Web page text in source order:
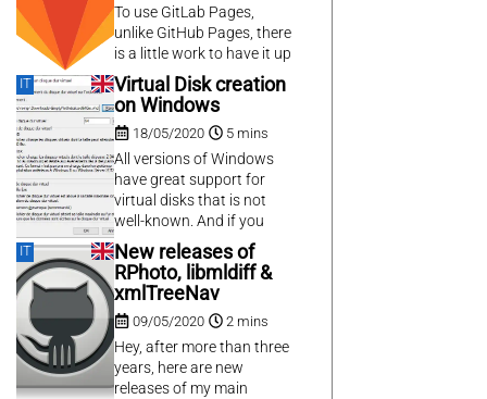
avec les Windows-1252 ou
latin1, au pire on se
retrouvait un affichage
bizarre mais cela marchait
toujours. Avec la
généralisation d’UTF8,
maintenant standard
partout que ce soit pour
l’affichage...
To use GitLab Pages,
unlike GitHub Pages, there
is a little work to have it up
and running.
IT
Virtual Disk creation
on Windows
18/05/2020 5 mins
All versions of Windows
have great support for
virtual disks that is not
well-known. And if you
have access to a Windows
Pro computer, you can
encrypt them and make
good encrypted containers
that are useable on every
modern Windows without
the need for third-party
tools.
IT
New releases of
RPhoto, libmldiff &
xmlTreeNav
09/05/2020 2 mins
Hey, after more than three
years, here are new
releases of my main